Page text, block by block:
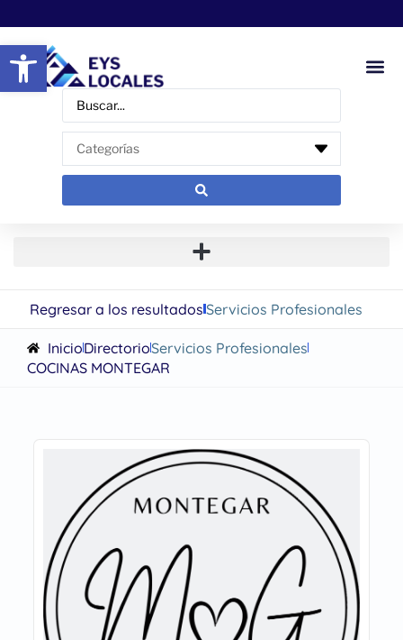
Abrir barra de herramientas
Regresar a los resultadosServicios Profesionales
InicioDirectorioServicios Profesionales
COCINAS MONTEGAR